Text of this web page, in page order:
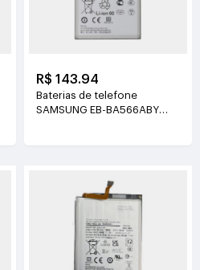
R$ 143.94
Baterias de telefone
SAMSUNG EB-BA566ABY